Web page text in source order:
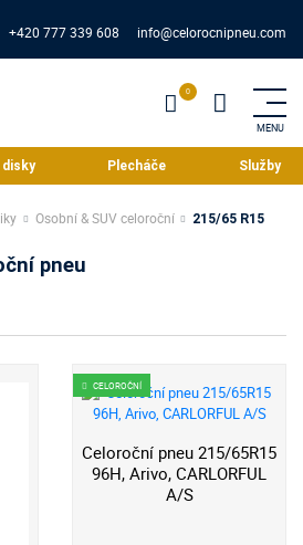
+420 777 339 608 info@celorocnipneu.com
disky Plecháče Služby
Osobní & SUV celoroční 215/65 R15
pneu
CELOROČNÍ
Celoroční pneu 215/65R15
96H, Arivo, CARLORFUL
A/S